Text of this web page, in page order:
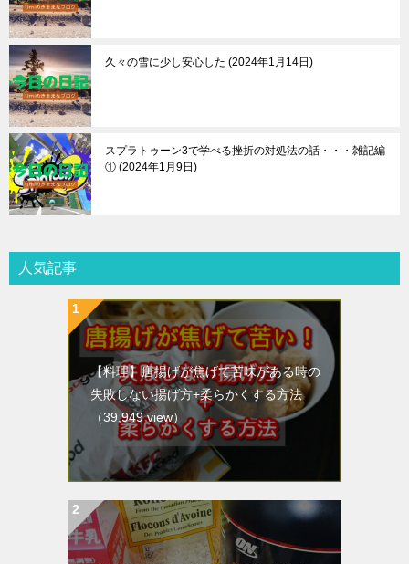
久々の雪に少し安心した 2024年1月14日
スプラトゥーン3で学べる挫折の対処法の話・・・雑記編
① 2024年1月9日
人気記事
【料理】唐揚げが焦げて苦味がある時の
失敗しない揚げ方+柔らかくする方法
（39,949 view）